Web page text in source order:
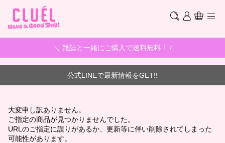
＼ 雑誌と一緒にご購入で送料無料！ /
公式LINEで最新情報をGET!!
大変申し訳ありません。
ご指定の商品が見つかりませんでした。
URLのご指定に誤りがあるか、更新等に伴い削除されてしまった
可能性があります。